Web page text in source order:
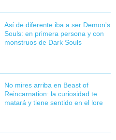
Así de diferente iba a ser Demon's
Souls: en primera persona y con
monstruos de Dark Souls
No mires arriba en Beast of
Reincarnation: la curiosidad te
matará y tiene sentido en el lore